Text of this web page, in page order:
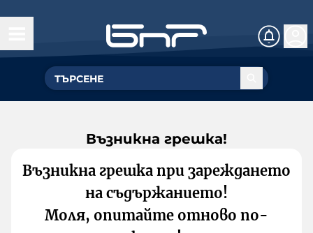
Възникна грешка!
Възникна грешка при зареждането
на съдържанието!
Моля, опитайте отново по-